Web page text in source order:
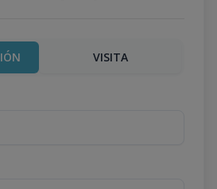
VISITA